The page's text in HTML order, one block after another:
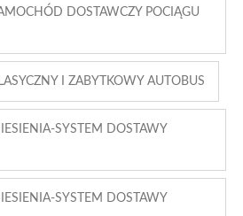
DOSTAWCZY POCIĄGU
I ZABYTKOWY AUTOBUS
SYSTEM DOSTAWY
SYSTEM DOSTAWY